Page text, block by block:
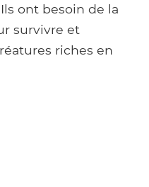
ont besoin de la
survivre et
riches en